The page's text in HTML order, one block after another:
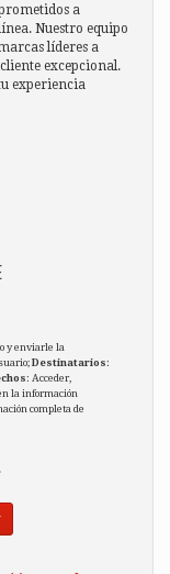
a
Nuestro equipo
líderes a
excepcional.
experiencia
y enviarle la
Destinatarios:
: Acceder,
la información
completa de
.